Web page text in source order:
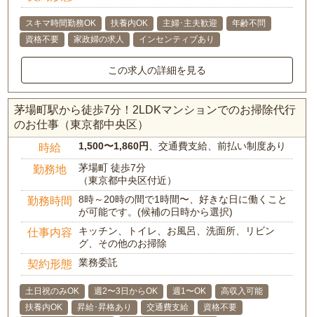
スキマ時間勤務OK 扶養内OK 主婦･主夫歓迎
年齢不問
資格不要
家政婦の求人 インセンティブあり
この求人の詳細を見る
茅場町駅から徒歩7分！2LDKマンションでのお掃除代行
のお仕事（東京都中央区）
時給 1,500〜1,860円 、交通費支給、前払い制度あり
勤務地
茅場町 徒歩7分
（東京都中央区付近）
勤務時間
8時～20時の間で1時間〜、好きな日に働くこと
が可能です。(候補の日時から選択)
仕事内容
キッチン、トイレ、お風呂、洗面所、リビン
グ、その他のお掃除
契約形態 業務委託
土日祝のみOK 週2〜3日からOK 週1〜OK
高収入可能
扶養内OK
昇給･昇格あり 交通費支給
資格不要